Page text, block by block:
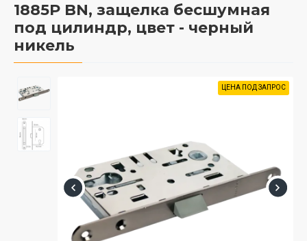
1885P BN, защелка бесшумная
под цилиндр, цвет - черный
никель
ЦЕНА ПОД ЗАПРОС